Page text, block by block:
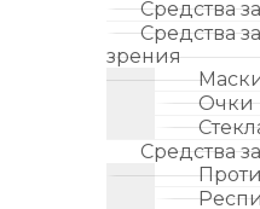
Средства
Средства
зрения
Очки
Средства